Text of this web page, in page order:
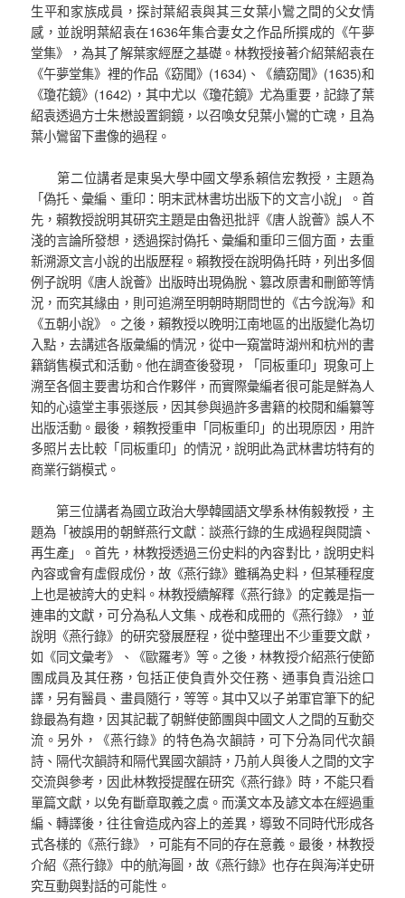
生平和家族成員，探討葉紹袁與其三女葉小鸞之間的父女情
感，並說明葉紹袁在1636年集合妻女之作品所撰成的《午夢
堂集》，為其了解葉家經歷之基礎。林教授接著介紹葉紹袁在
《午夢堂集》裡的作品《窈聞》(1634)、《續窈聞》(1635)和
《瓊花鏡》(1642)，其中尤以《瓊花鏡》尤為重要，記錄了葉
紹袁透過方士朱懋設置銅鏡，以召喚女兒葉小鸞的亡魂，且為
葉小鸞留下畫像的過程。
第二位講者是東吳大學中國文學系賴信宏教授，主題為
「偽托、彙編、重印：明末武林書坊出版下的文言小說」。首
先，賴教授說明其研究主題是由魯迅批評《唐人說薈》誤人不
淺的言論所發想，透過探討偽托、彙編和重印三個方面，去重
新溯源文言小說的出版歷程。賴教授在說明偽托時，列出多個
例子說明《唐人說薈》出版時出現偽脫、篡改原書和刪節等情
況，而究其緣由，則可追溯至明朝時期問世的《古今說海》和
《五朝小說》。之後，賴教授以晚明江南地區的出版變化為切
入點，去講述各版彙編的情況，從中一窺當時湖州和杭州的書
籍銷售模式和活動。他在調查後發現，「同板重印」現象可上
溯至各個主要書坊和合作夥伴，而實際彙編者很可能是鮮為人
知的心遠堂主事張遂辰，因其參與過許多書籍的校閱和編纂等
出版活動。最後，賴教授重申「同板重印」的出現原因，用許
多照片去比較「同板重印」的情況，說明此為武林書坊特有的
商業行銷模式。
第三位講者為國立政治大學韓國語文學系林侑毅教授，主
題為「被誤用的朝鮮燕行文獻︰談燕行錄的生成過程與閱讀、
再生產」。首先，林教授透過三份史料的內容對比，說明史料
內容或會有虛假成份，故《燕行錄》雖稱為史料，但某種程度
上也是被誇大的史料。林教授續解釋《燕行錄》的定義是指一
連串的文獻，可分為私人文集、成卷和成冊的《燕行錄》，並
說明《燕行錄》的研究發展歷程，從中整理出不少重要文獻，
如《同文彙考》、《歐羅考》等。之後，林教授介紹燕行使節
團成員及其任務，包括正使負責外交任務、通事負責沿途口
譯，另有醫員、畫員隨行，等等。其中又以子弟軍官筆下的紀
錄最為有趣，因其記載了朝鮮使節團與中國文人之間的互動交
流。另外，《燕行錄》的特色為次韻詩，可下分為同代次韻
詩、隔代次韻詩和隔代異國次韻詩，乃前人與後人之間的文字
交流與參考，因此林教授提醒在研究《燕行錄》時，不能只看
單篇文獻，以免有斷章取義之虞。而漢文本及諺文本在經過重
編、轉譯後，往往會造成內容上的差異，導致不同時代形成各
式各樣的《燕行錄》，可能有不同的存在意義。最後，林教授
介紹《燕行錄》中的航海圖，故《燕行錄》也存在與海洋史研
究互動與對話的可能性。